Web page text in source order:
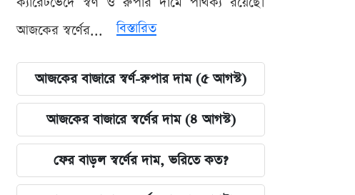
আজকের স্বর্ণের...
বিস্তারিত
আজকের বাজারে স্বর্ণ-রুপার দাম (৫ আগস্ট)
আজকের বাজারে স্বর্ণের দাম (৪ আগস্ট)
ফের বাড়ল স্বর্ণের দাম, ভরিতে কত?